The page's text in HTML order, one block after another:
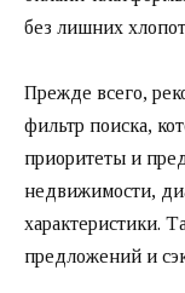
без лишних
Прежде всего,
фильтр поиска,
приоритеты и
недвижимости,
характеристики.
предложений и